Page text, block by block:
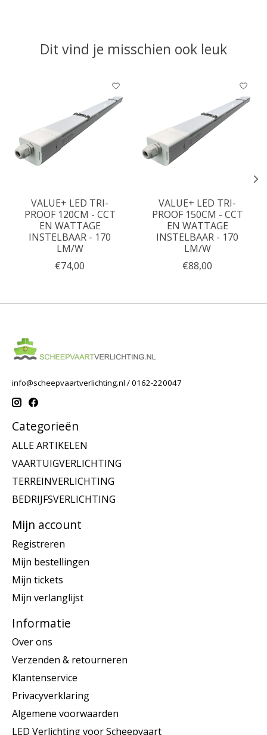
Dit vind je misschien ook leuk
Items van productcarrousel
VALUE+ LED TRI-
PROOF 120CM - CCT
EN WATTAGE
INSTELBAAR - 170
LM/W
€74,00
VALUE+ LED TRI-
PROOF 150CM - CCT
EN WATTAGE
INSTELBAAR - 170
LM/W
€88,00
info@scheepvaartverlichting.nl / 0162-220047
Categorieën
ALLE ARTIKELEN
VAARTUIGVERLICHTING
TERREINVERLICHTING
BEDRIJFSVERLICHTING
Mijn account
Registreren
Mijn bestellingen
Mijn tickets
Mijn verlanglijst
Informatie
Over ons
Verzenden & retourneren
Klantenservice
Privacyverklaring
Algemene voorwaarden
LED Verlichting voor Scheepvaart